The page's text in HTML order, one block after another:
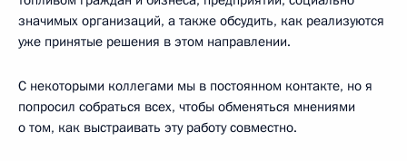
значимых организаций, а также обсудить, как реализуются
уже принятые решения в этом направлении.
С некоторыми коллегами мы в постоянном контакте, но я
попросил собраться всех, чтобы обменяться мнениями
о том, как выстраивать эту работу совместно.